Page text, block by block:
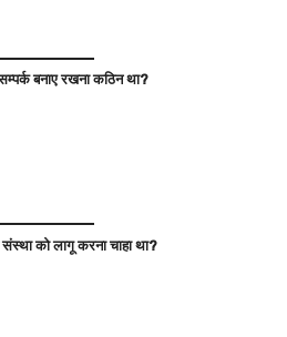
बनाए रखना कठिन था?
को लागू करना चाहा था?